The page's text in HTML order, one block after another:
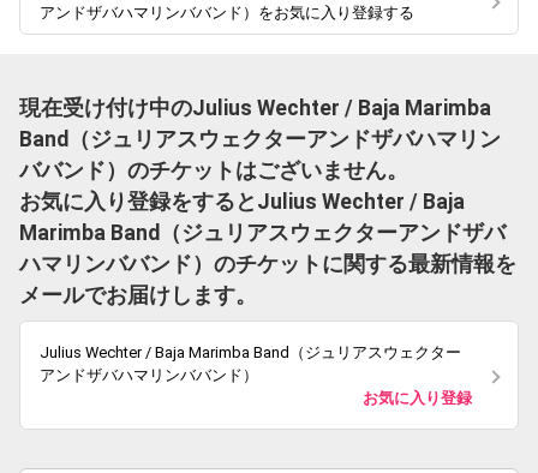
アンドザバハマリンババンド）をお気に入り登録する
現在受け付け中のJulius Wechter / Baja Marimba
Band（ジュリアスウェクターアンドザバハマリン
ババンド）のチケットはございません。
お気に入り登録をするとJulius Wechter / Baja
Marimba Band（ジュリアスウェクターアンドザバ
ハマリンババンド）のチケットに関する最新情報を
メールでお届けします。
Julius Wechter / Baja Marimba Band（ジュリアスウェクター
アンドザバハマリンババンド）
お気に入り登録